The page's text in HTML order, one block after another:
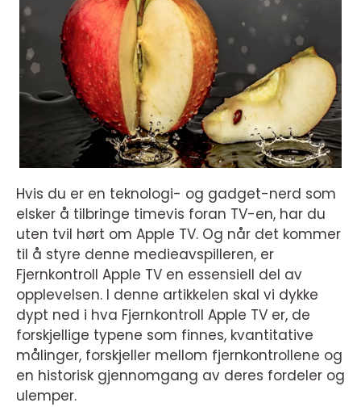
Hvis du er en teknologi- og gadget-nerd som
elsker å tilbringe timevis foran TV-en, har du
uten tvil hørt om Apple TV. Og når det kommer
til å styre denne medieavspilleren, er
Fjernkontroll Apple TV en essensiell del av
opplevelsen. I denne artikkelen skal vi dykke
dypt ned i hva Fjernkontroll Apple TV er, de
forskjellige typene som finnes, kvantitative
målinger, forskjeller mellom fjernkontrollene og
en historisk gjennomgang av deres fordeler og
ulemper.